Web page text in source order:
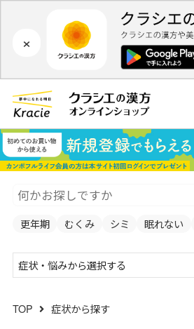
×
更年期 むくみ シミ 眠れない
症状・悩みから選択する
TOP 症状から探す